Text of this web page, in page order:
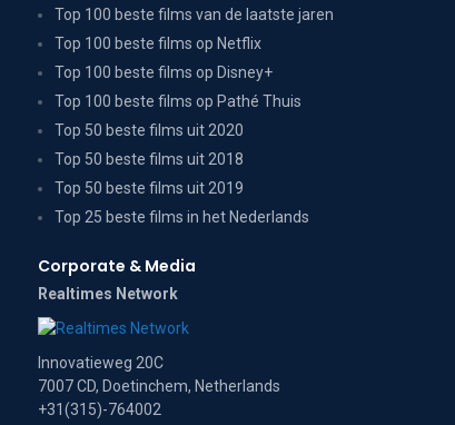
Top 100 beste films van de laatste jaren
Top 100 beste films op Netflix
Top 100 beste films op Disney+
Top 100 beste films op Pathé Thuis
Top 50 beste films uit 2020
Top 50 beste films uit 2018
Top 50 beste films uit 2019
Top 25 beste films in het Nederlands
Corporate & Media
Realtimes Network
Innovatieweg 20C
7007 CD, Doetinchem, Netherlands
+31(315)-764002